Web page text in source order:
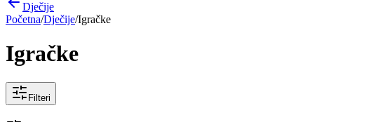
Dječije
Početna/Dječije/Igračke
Igračke
Filteri